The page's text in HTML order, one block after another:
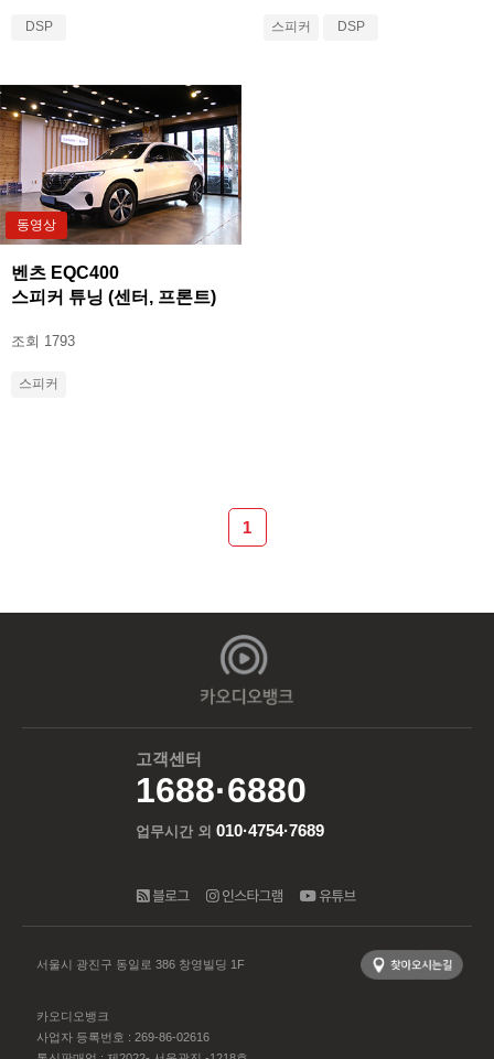
DSP 스피커 DSP
동영상
벤츠 EQC400
스피커 튜닝 (센터, 프론트)
조회 1793
스피커
1
고객센터
1688·6880
업무시간 외 010·4754·7689
서울시 광진구 동일로 386 창영빌딩 1F
카오디오뱅크
사업자 등록번호 : 269-86-02616